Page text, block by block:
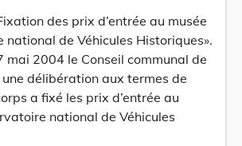
des prix d’entrée au musée
national de Véhicules Historiques».
mai 2004 le Conseil communal de
délibération aux termes de
a fixé les prix d’entrée au
national de Véhicules